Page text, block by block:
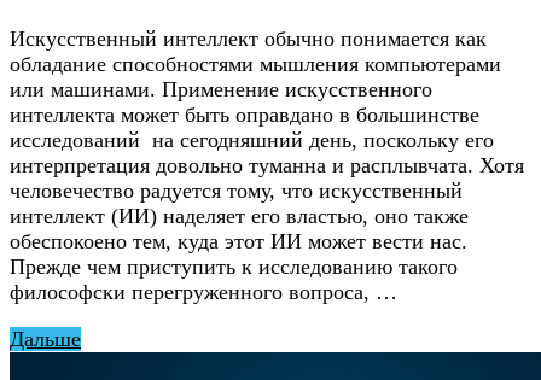
Искусственный интеллект обычно понимается как
обладание способностями мышления компьютерами
или машинами. Применение искусственного
интеллекта может быть оправдано в большинстве
исследований на сегодняшний день, поскольку его
интерпретация довольно туманна и расплывчата. Хотя
человечество радуется тому, что искусственный
интеллект (ИИ) наделяет его властью, оно также
обеспокоено тем, куда этот ИИ может вести нас.
Прежде чем приступить к исследованию такого
философски перегруженного вопроса, …
Дальше